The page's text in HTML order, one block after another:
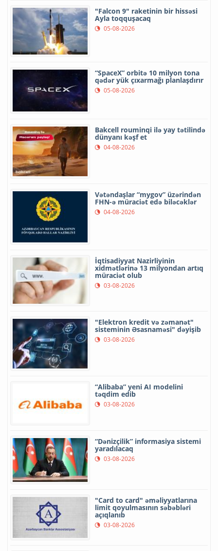
"Falcon 9" raketinin bir hissəsi
Ayla toqquşacaq
05-08-2026
“SpaceX” orbitə 10 milyon tona
qədər yük çıxarmağı planlaşdırır
05-08-2026
Bakcell rouminqi ilə yay tətilində
dünyanı kəşf et
04-08-2026
Vətəndaşlar “mygov” üzərindən
FHN-ə müraciət edə biləcəklər
04-08-2026
İqtisadiyyat Nazirliyinin
xidmətlərinə 13 milyondan artıq
müraciət olub
03-08-2026
"Elektron kredit və zəmanət"
sisteminin Əsasnaməsi" dəyişib
03-08-2026
“Alibaba” yeni AI modelini
təqdim edib
03-08-2026
“Dənizçilik” informasiya sistemi
yaradılacaq
03-08-2026
"Card to card" əməliyyatlarına
limit qoyulmasının səbəbləri
açıqlanıb
03-08-2026